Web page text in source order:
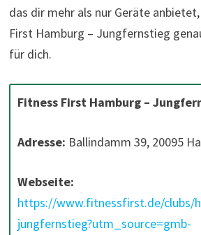
das dir mehr als nur Geräte
First Hamburg – Jungfernstieg
für dich.
Fitness First Hamburg –
Adresse: Ballindamm 39, 20095
Webseite:
https://www.fitnessfirst.de/clubs/
jungfernstieg?utm_source=gmb-